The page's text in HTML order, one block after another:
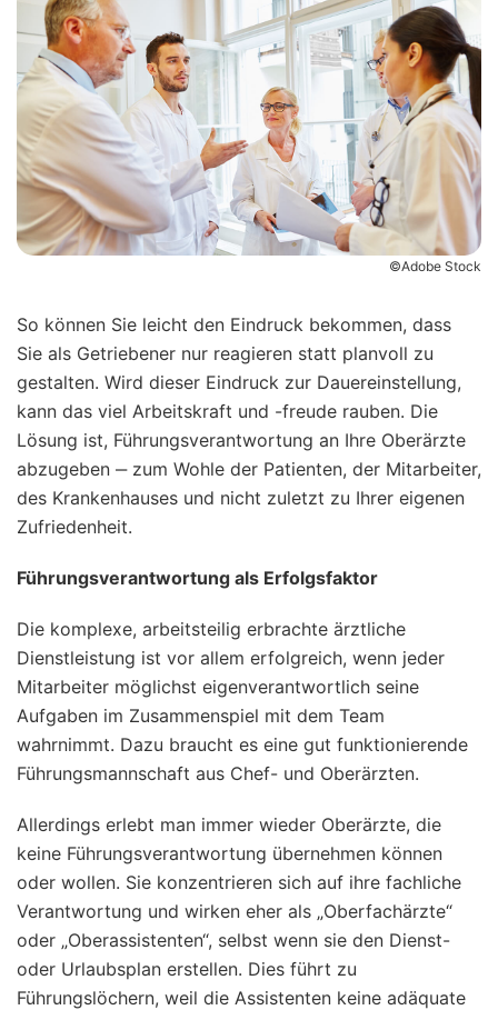
©Adobe Stock
So können Sie leicht den Eindruck bekommen, dass
Sie als Getriebener nur reagieren statt planvoll zu
gestalten. Wird dieser Eindruck zur Dauereinstellung,
kann das viel Arbeitskraft und -freude rauben. Die
Lösung ist, Führungsverantwortung an Ihre Oberärzte
abzugeben ‒ zum Wohle der Patienten, der Mitarbeiter,
des Krankenhauses und nicht zuletzt zu Ihrer eigenen
Zufriedenheit.
Führungsverantwortung als Erfolgsfaktor
Die komplexe, arbeitsteilig erbrachte ärztliche
Dienstleistung ist vor allem erfolgreich, wenn jeder
Mitarbeiter möglichst eigenverantwortlich seine
Aufgaben im Zusammenspiel mit dem Team
wahrnimmt. Dazu braucht es eine gut funktionierende
Führungsmannschaft aus Chef- und Oberärzten.
Allerdings erlebt man immer wieder Oberärzte, die
keine Führungsverantwortung übernehmen können
oder wollen. Sie konzentrieren sich auf ihre fachliche
Verantwortung und wirken eher als „Oberfachärzte“
oder „Oberassistenten“, selbst wenn sie den Dienst-
oder Urlaubsplan erstellen. Dies führt zu
Führungslöchern, weil die Assistenten keine adäquate